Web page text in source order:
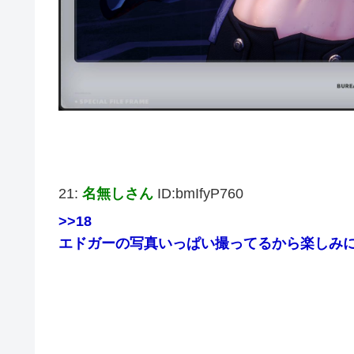
21: 名無しさん ID:bmIfyP760
>>18
エドガーの写真いっぱい撮ってるから楽しみ